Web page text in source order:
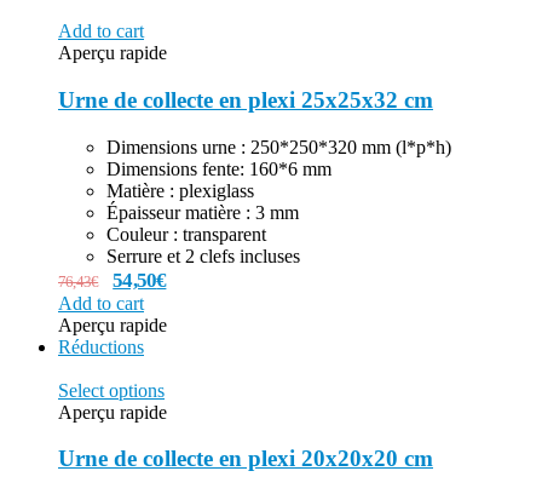
Add to cart
Aperçu rapide
Urne de collecte en plexi 25x25x32 cm
Dimensions urne : 250*250*320 mm (l*p*h)
Dimensions fente: 160*6 mm
Matière : plexiglass
Épaisseur matière : 3 mm
Couleur : transparent
Serrure et 2 clefs incluses
76,43€ 54,50€
Add to cart
Aperçu rapide
Réductions
Select options
Aperçu rapide
Urne de collecte en plexi 20x20x20 cm